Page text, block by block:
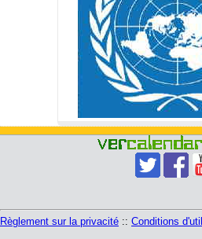
Règlement sur la privacité :: Conditions